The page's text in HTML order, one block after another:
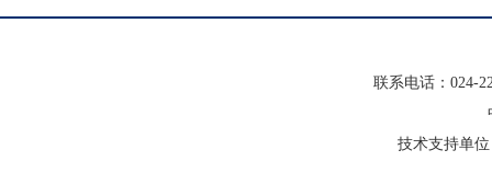
联系电话：024-
技术支持单